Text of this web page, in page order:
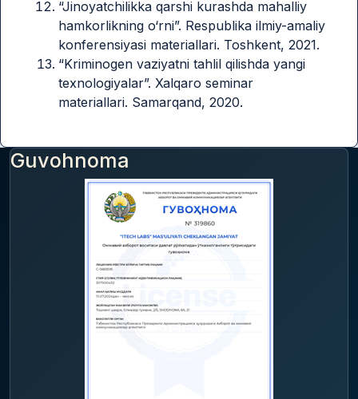
“Jinoyatchilikka qarshi kurashda mahalliy
hamkorlikning o‘rni”. Respublika ilmiy-amaliy
konferensiyasi materiallari. Toshkent, 2021.
“Kriminogen vaziyatni tahlil qilishda yangi
texnologiyalar”. Xalqaro seminar
materiallari. Samarqand, 2020.
Guvohnoma